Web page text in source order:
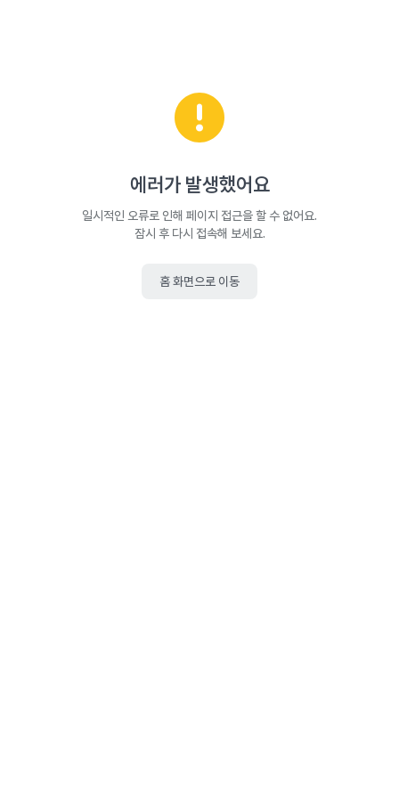
에러가 발생했어요
일시적인 오류로 인해 페이지 접근을 할 수 없어요.
잠시 후 다시 접속해 보세요.
홈 화면으로 이동